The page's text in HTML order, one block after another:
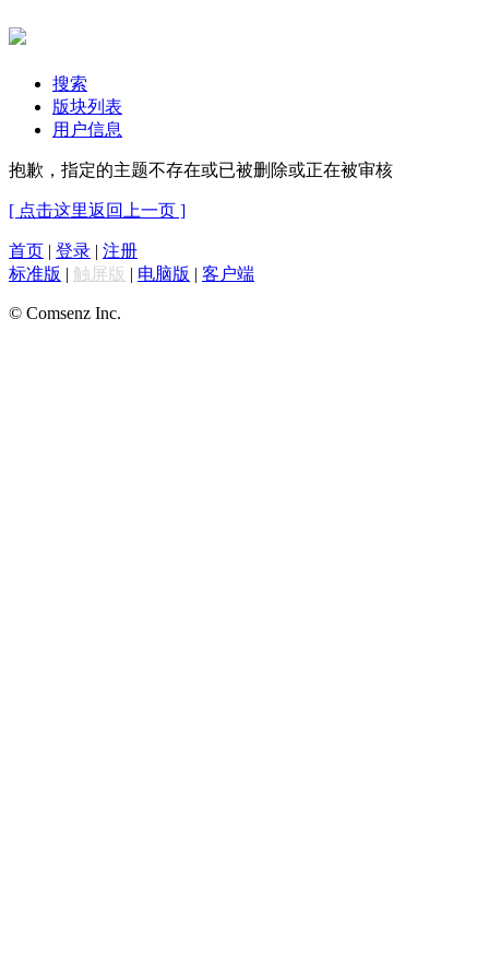
搜索
版块列表
用户信息
抱歉，指定的主题不存在或已被删除或正在被审核
[ 点击这里返回上一页 ]
首页 | 登录 | 注册
标准版 | 触屏版 | 电脑版 | 客户端
© Comsenz Inc.